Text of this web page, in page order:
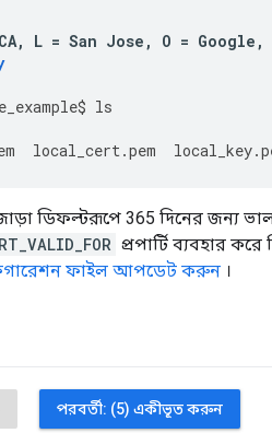
CA, L = San Jose , O = Google ,
$ ls
local_cert.pem local_key.
ডিফল্টরূপে 365 দিনের জন্য
প্রপার্টি ব্যবহার
ফাইল আপডেট করুন ।
পরবর্তী: (5) একীভূত করুন